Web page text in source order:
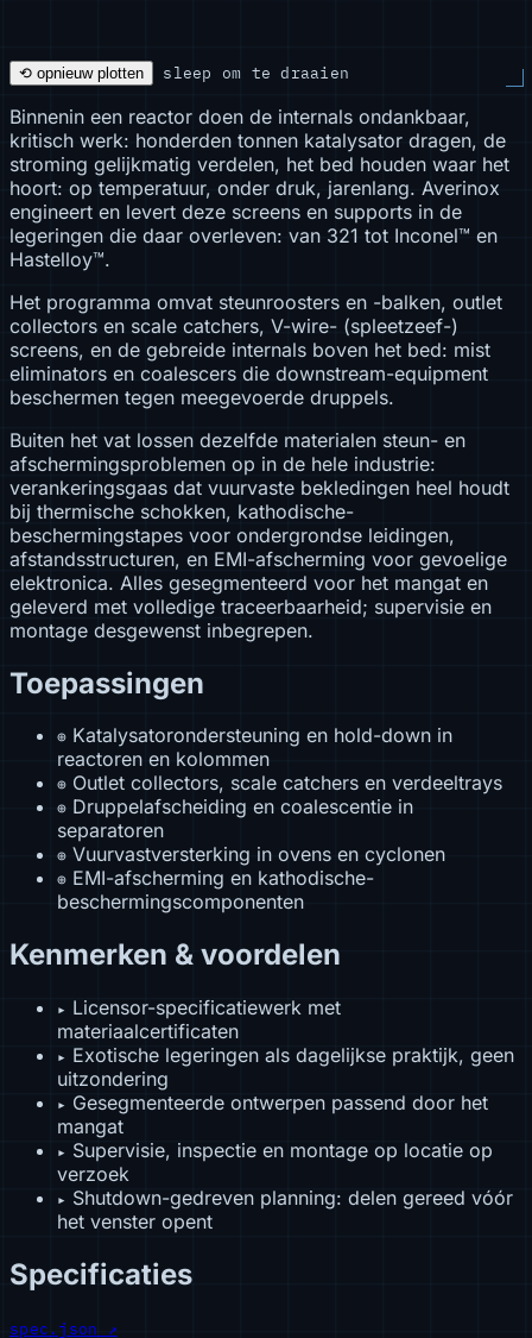
⟲ opnieuw plotten sleep om te draaien
Binnenin een reactor doen de internals ondankbaar,
kritisch werk: honderden tonnen katalysator dragen, de
stroming gelijkmatig verdelen, het bed houden waar het
hoort: op temperatuur, onder druk, jarenlang. Averinox
engineert en levert deze screens en supports in de
legeringen die daar overleven: van 321 tot Inconel™ en
Hastelloy™.
Het programma omvat steunroosters en -balken, outlet
collectors en scale catchers, V-wire- (spleetzeef-)
screens, en de gebreide internals boven het bed: mist
eliminators en coalescers die downstream-equipment
beschermen tegen meegevoerde druppels.
Buiten het vat lossen dezelfde materialen steun- en
afschermingsproblemen op in de hele industrie:
verankeringsgaas dat vuurvaste bekledingen heel houdt
bij thermische schokken, kathodische-
beschermingstapes voor ondergrondse leidingen,
afstandsstructuren, en EMI-afscherming voor gevoelige
elektronica. Alles gesegmenteerd voor het mangat en
geleverd met volledige traceerbaarheid; supervisie en
montage desgewenst inbegrepen.
Toepassingen
⊕ Katalysatorondersteuning en hold-down in
reactoren en kolommen
⊕ Outlet collectors, scale catchers en verdeeltrays
⊕ Druppelafscheiding en coalescentie in
separatoren
⊕ Vuurvastversterking in ovens en cyclonen
⊕ EMI-afscherming en kathodische-
beschermingscomponenten
Kenmerken & voordelen
▸ Licensor-specificatiewerk met
materiaalcertificaten
▸ Exotische legeringen als dagelijkse praktijk, geen
uitzondering
▸ Gesegmenteerde ontwerpen passend door het
mangat
▸ Supervisie, inspectie en montage op locatie op
verzoek
▸ Shutdown-gedreven planning: delen gereed vóór
het venster opent
Specificaties
spec.json ↗